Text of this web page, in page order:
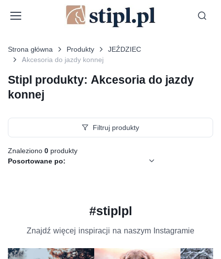
Strona główna Produkty
JEŹDZIEC
Akcesoria do jazdy konnej
Stipl produkty: Akcesoria do jazdy
konnej
Filtruj produkty
Znaleziono 0 produkty
Posortowane po:
#stiplpl
Znajdź więcej inspiracji na naszym Instagramie